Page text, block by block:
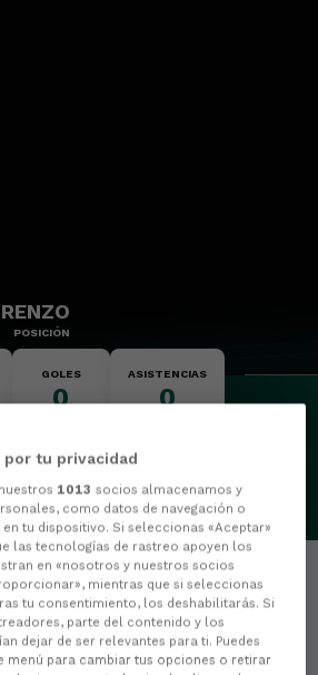
POSICIÓN
GOLES
0
ASISTENCIAS
0
por tu privacidad
1013 socios almacenamos y
como datos de navegación o
tu dispositivo. Si seleccionas «Aceptar»
las tecnologías de rastreo apoyen los
en «nosotros y nuestros socios
mientras que si seleccionas
tu consentimiento, los deshabilitarás. Si
parte del contenido y los
dejar de ser relevantes para ti. Puedes
menú para cambiar tus opciones o retirar